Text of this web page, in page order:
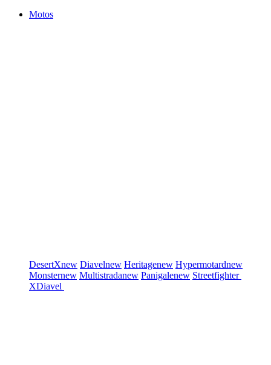
Motos
DesertXnew Diavelnew Heritagenew Hypermotardnew
Monsternew Multistradanew Panigalenew Streetfighter
XDiavel